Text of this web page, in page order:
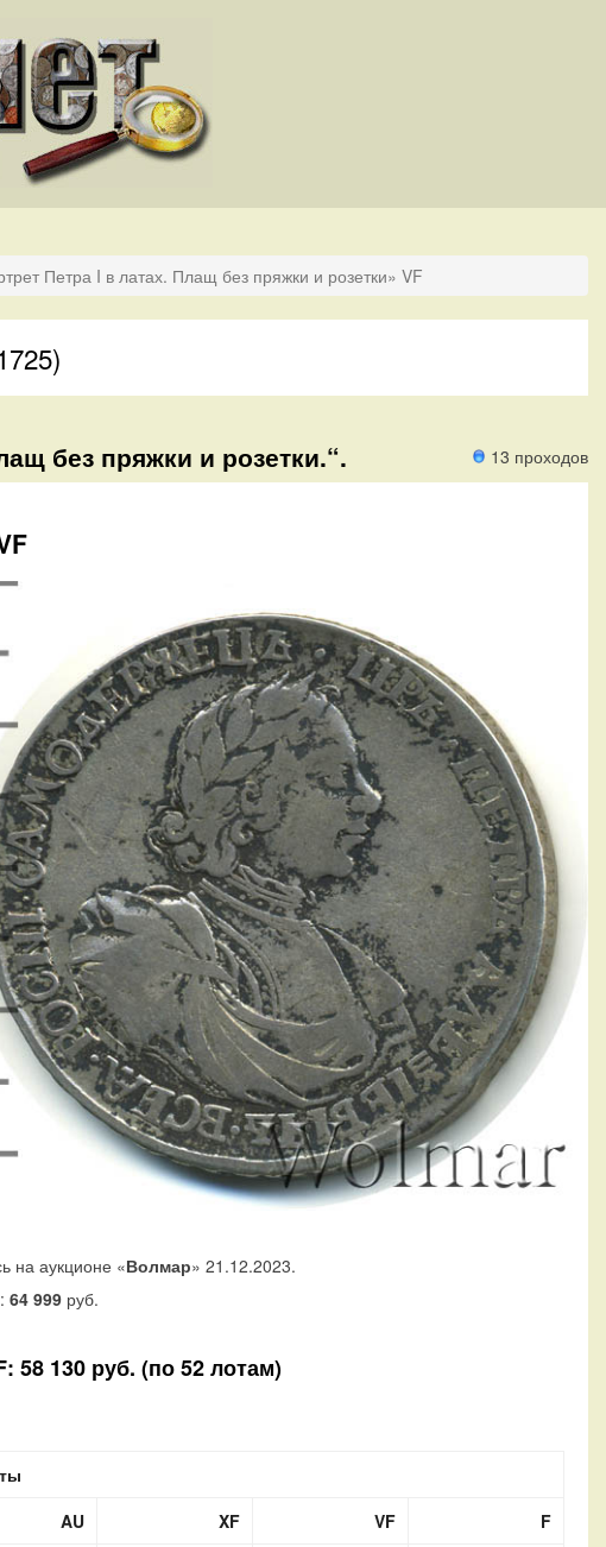
Петра I в латах. Плащ без пряжки и розетки» VF
13 проходов
без пряжки и розетки.“.
на аукционе «Волмар» 21.12.2023.
64 999руб.
58 130 руб. (по 52 лотам)
AU XF VF
F